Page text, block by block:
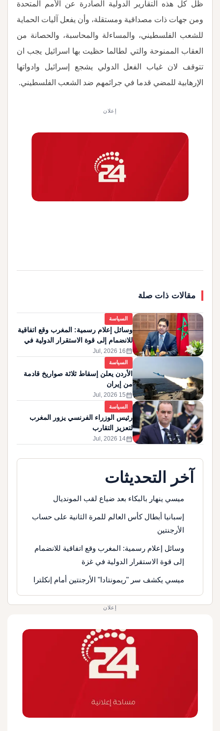
ظل كل هذه التقارير الدولية الصادرة عن الأمم المتحدة
ومن جهات ذات مصداقية ومستقلة، وأن يفعل آليات الحماية
للشعب الفلسطيني، والمساءلة والمحاسبة، والحصانة من
العقاب الممنوحة والتي لطالما حظيت بها اسرائيل يجب ان
تتوقف لان غياب الفعل الدولي يشجع إسرائيل وادواتها
الإرهابية للمضي قدما في جرائمهم ضد الشعب الفلسطيني.
إعلان
مقالات ذات صلة
السياسة
وسائل إعلام رسمية: المغرب وقع اتفاقية
للانضمام إلى قوة الاستقرار الدولية في
غزة
calendar_month
16 Jul, 2026
السياسة
الأردن يعلن إسقاط ثلاثة صواريخ قادمة
من إيران
calendar_month
15 Jul, 2026
السياسة
رئيس الوزراء الفرنسي يزور المغرب
لتعزيز التقارب
calendar_month
14 Jul, 2026
آخر التحديثات
ميسي ينهار بالبكاء بعد ضياع لقب المونديال
إسبانيا أبطال كأس العالم للمرة الثانية على حساب
الأرجنتين
وسائل إعلام رسمية: المغرب وقع اتفاقية للانضمام
إلى قوة الاستقرار الدولية في غزة
ميسي يكشف سر "ريمونتادا" الأرجنتين أمام إنكلترا
إعلان